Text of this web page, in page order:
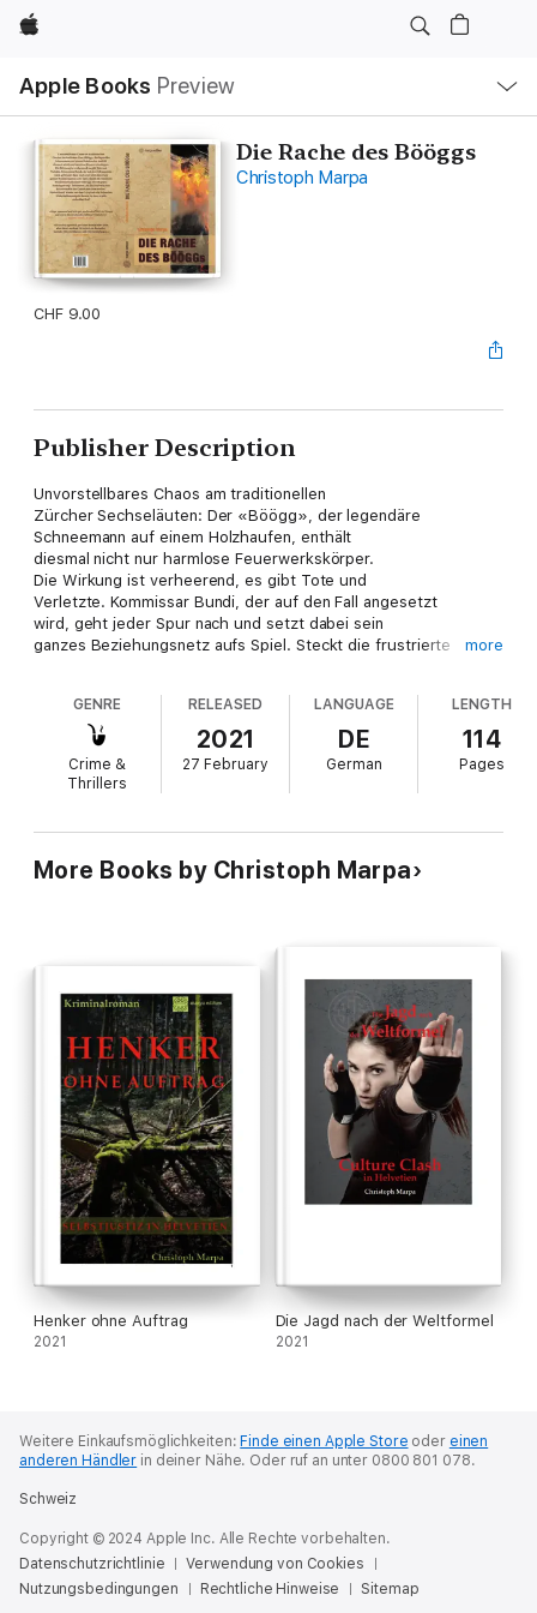
Apple
Apple Books Preview
Nav
Open
Menu
Die Rache des Bööggs
Christoph Marpa
CHF 9.00
Publisher Description
Unvorstellbares Chaos am traditionellen
Zürcher Sechseläuten: Der «Böögg», der legendäre
Schneemann auf einem Holzhaufen, enthält
diesmal nicht nur harmlose Feuerwerkskörper.
Die Wirkung ist verheerend, es gibt Tote und
Verletzte. Kommissar Bundi, der auf den Fall angesetzt
wird, geht jeder Spur nach und setzt dabei sein
ganzes Beziehungsnetz aufs Spiel. Steckt die frustrierte
Islamfeinden das Genick brechen wollen?
Findet Bundi wieder aus dem Labyrinth der Schweizer
Wirtschaftsmetropole heraus, in dem er sich
verheddert hat?
more
GENRE
Crime &
Thrillers
RELEASED
2021
27 February
LANGUAGE
DE
German
LENGTH
114
Pages
More Books by Christoph Marpa
Henker ohne Auftrag
2021
Die Jagd nach der Weltformel
2021
Weitere Einkaufsmöglichkeiten: Finde einen Apple Store oder einen
anderen Händler in deiner Nähe. Oder ruf an unter 0800 801 078.
Schweiz
Copyright © 2024 Apple Inc. Alle Rechte vorbehalten.
Datenschutzrichtlinie
Verwendung von Cookies
Nutzungsbedingungen
Rechtliche Hinweise Sitemap